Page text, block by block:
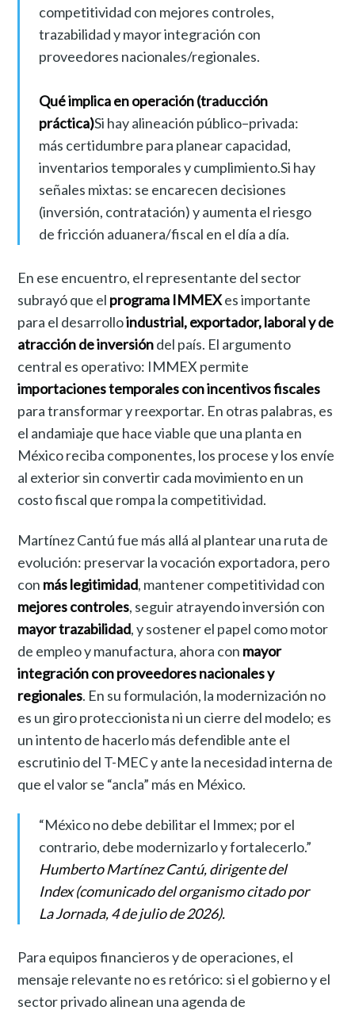
competitividad con mejores controles,
trazabilidad y mayor integración con
proveedores nacionales/regionales.
Qué implica en operación (traducción
práctica)Si hay alineación público–privada:
más certidumbre para planear capacidad,
inventarios temporales y cumplimiento.Si hay
señales mixtas: se encarecen decisiones
(inversión, contratación) y aumenta el riesgo
de fricción aduanera/fiscal en el día a día.
En ese encuentro, el representante del sector
subrayó que el programa IMMEXes importante
para el desarrolloindustrial, exportador, laboral y de
atracción de inversióndel país. El argumento
central es operativo: IMMEX permite
importaciones temporales con incentivos fiscales
para transformar y reexportar. En otras palabras, es
el andamiaje que hace viable que una planta en
México reciba componentes, los procese y los envíe
al exterior sin convertir cada movimiento en un
costo fiscal que rompa la competitividad.
Martínez Cantú fue más allá al plantear una ruta de
evolución: preservar la vocación exportadora, pero
con más legitimidad, mantener competitividad con
mejores controles, seguir atrayendo inversión con
mayor trazabilidad, y sostener el papel como motor
de empleo y manufactura, ahora con mayor
integración con proveedores nacionales y
regionales. En su formulación, la modernización no
es un giro proteccionista ni un cierre del modelo; es
un intento de hacerlo más defendible ante el
escrutinio del T-MEC y ante la necesidad interna de
que el valor se “ancla” más en México.
“México no debe debilitar el Immex; por el
contrario, debe modernizarlo y fortalecerlo.”
Humberto Martínez Cantú, dirigente del
Index (comunicado del organismo citado por
La Jornada, 4 de julio de 2026).
Para equipos financieros y de operaciones, el
mensaje relevante no es retórico: si el gobierno y el
sector privado alinean una agenda de